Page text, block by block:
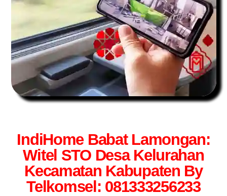
IndiHome Babat Lamongan:
Witel STO Desa Kelurahan
Kecamatan Kabupaten By
Telkomsel: 081333256233